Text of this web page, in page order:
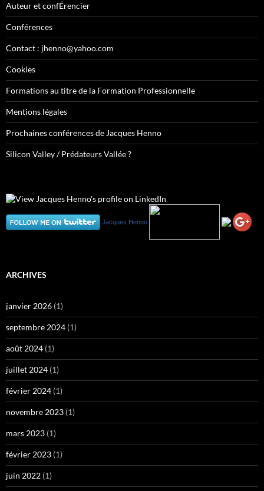
Auteur et confÉrencier
Conférences
Contact : jhenno@yahoo.com
Cookies
Formations au titre de la Formation Professionnelle
Mentions légales
Prochaines conférences de Jacques Henno
Silicon Valley / Prédateurs Vallée ?
Jacques Henno
ARCHIVES
janvier 2026 (1)
septembre 2024 (1)
août 2024 (1)
juillet 2024 (1)
février 2024 (1)
novembre 2023 (1)
mars 2023 (1)
février 2023 (1)
juin 2022 (1)